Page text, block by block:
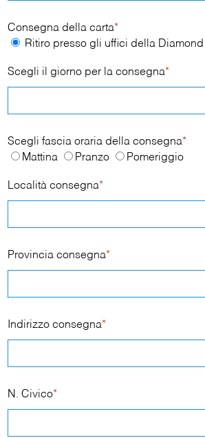
Consegna della carta*
Ritiro presso gli uffici della Diamond
Scegli il giorno per la consegna*
Scegli fascia oraria della consegna*
Mattina
Pranzo Pomeriggio
Località consegna*
Provincia consegna*
Indirizzo consegna*
N. Civico*